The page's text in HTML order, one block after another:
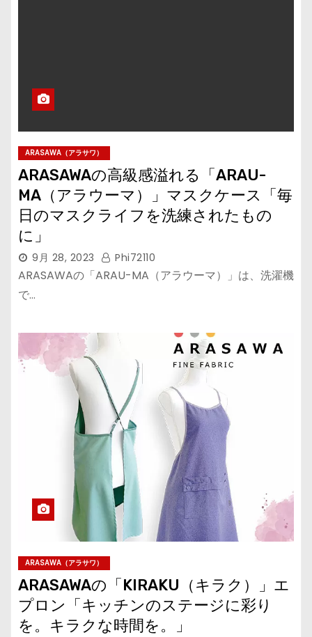
ARASAWA（アラサワ）
ARASAWAの高級感溢れる「ARAU-
MA（アラウーマ）」マスクケース「毎
日のマスクライフを洗練されたもの
に」
9月 28, 2023 Phi72110
ARASAWAの「ARAU-MA（アラウーマ）」は、洗濯機
で…
ARASAWA（アラサワ）
ARASAWAの「KIRAKU（キラク）」エ
プロン「キッチンのステージに彩り
を。キラクな時間を。」